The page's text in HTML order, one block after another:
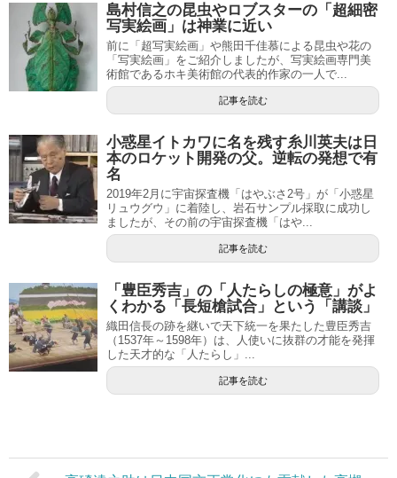
島村信之の昆虫やロブスターの「超細密
写実絵画」は神業に近い
前に「超写実絵画」や熊田千佳慕による昆虫や花の
「写実絵画」をご紹介しましたが、写実絵画専門美
術館であるホキ美術館の代表的作家の一人で...
記事を読む
小惑星イトカワに名を残す糸川英夫は日
本のロケット開発の父。逆転の発想で有
名
2019年2月に宇宙探査機「はやぶさ2号」が「小惑星
リュウグウ」に着陸し、岩石サンプル採取に成功し
ましたが、その前の宇宙探査機「はや...
記事を読む
「豊臣秀吉」の「人たらしの極意」がよ
くわかる「長短槍試合」という「講談」
織田信長の跡を継いで天下統一を果たした豊臣秀吉
（1537年～1598年）は、人使いに抜群の才能を発揮
した天才的な「人たらし」...
記事を読む